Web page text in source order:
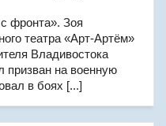
фронта». Зоя
театра «Арт-Артём»
Владивостока
призван на военную
в боях [...]